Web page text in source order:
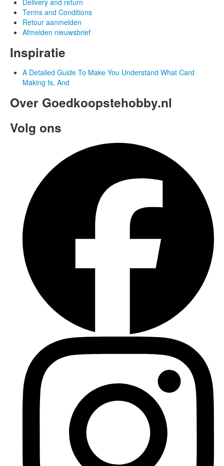
Delivery and return
Terms and Conditions
Retour aanmelden
Afmelden nieuwsbrief
Inspiratie
A Detailed Guide To Make You Understand What Card
Making Is, And
Over Goedkoopstehobby.nl
Volg ons